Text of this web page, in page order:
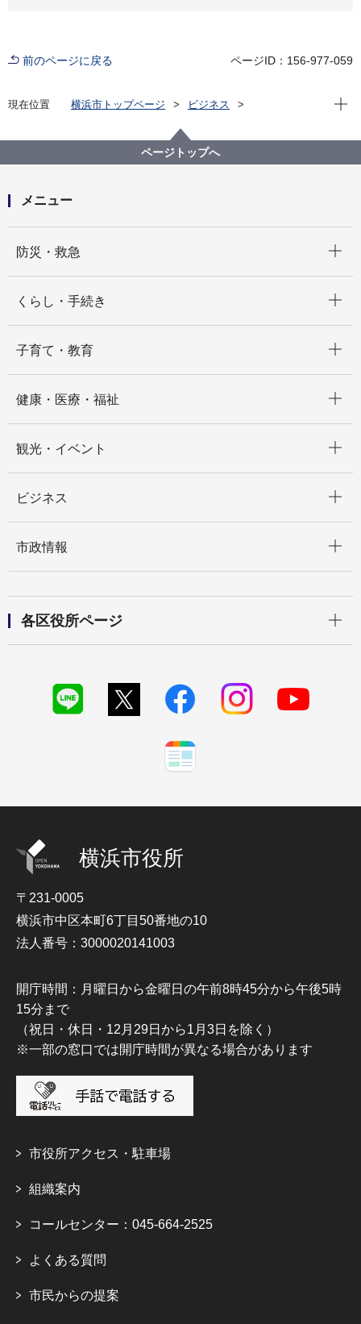
前のページに戻る ページID：156-977-059
現在位置 横浜市トップページ
ビジネス
大気・悪臭
小規模固定型内燃機関及びガスタービンに関する手続
き
現在
ページトップへ
メニュー
防災・救急
くらし・手続き
子育て・教育
健康・医療・福祉
観光・イベント
ビジネス
市政情報
各区役所ページ
横浜市役所
〒231-0005
横浜市中区本町6丁目50番地の10
法人番号：3000020141003
開庁時間：月曜日から金曜日の午前8時45分から午後5時
15分まで
（祝日・休日・12月29日から1月3日を除く）
※一部の窓口では開庁時間が異なる場合があります
市役所アクセス・駐車場
組織案内
コールセンター：045-664-2525
よくある質問
市民からの提案